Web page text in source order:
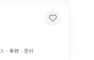
・事務・受付